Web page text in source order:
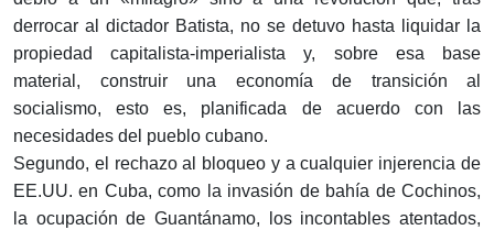
derrocar al dictador Batista, no se detuvo hasta liquidar la
propiedad capitalista-imperialista y, sobre esa base
material, construir una economía de transición al
socialismo, esto es, planificada de acuerdo con las
necesidades del pueblo cubano.
Segundo, el rechazo al bloqueo y a cualquier injerencia de
EE.UU. en Cuba, como la invasión de bahía de Cochinos,
la ocupación de Guantánamo, los incontables atentados,